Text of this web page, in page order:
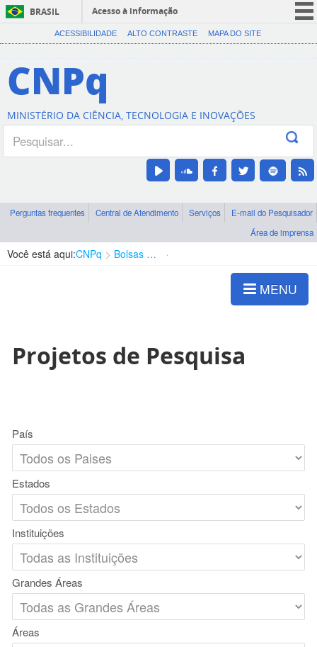
BRASIL
Acesso à informação
CORONAVÍRUS (COVID-19)
Canais
ACESSIBILIDADE ALTO CONTRASTE MAPA DO SITE
CNPq
MINISTÉRIO DA CIÊNCIA, TECNOLOGIA E INOVAÇÕES
Perguntas frequentes Central de Atendimento Serviços
E-mail do Pesquisador
Área de imprensa
Você está aqui:CNPq Bolsas e Auxílios Vigentes
MENU
Projetos de Pesquisa
País
Estados
Instituições
Grandes Áreas
Áreas